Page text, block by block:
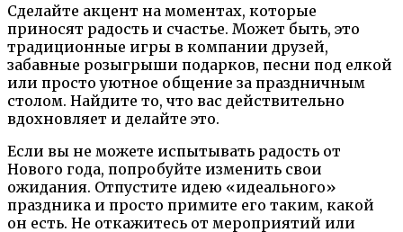
Сделайте акцент на моментах, которые
приносят радость и счастье. Может быть, это
традиционные игры в компании друзей,
забавные розыгрыши подарков, песни под елкой
или просто уютное общение за праздничным
столом. Найдите то, что вас действительно
вдохновляет и делайте это.
Если вы не можете испытывать радость от
Нового года, попробуйте изменить свои
ожидания. Отпустите идею «идеального»
праздника и просто примите его таким, какой
он есть. Не откажитесь от мероприятий или